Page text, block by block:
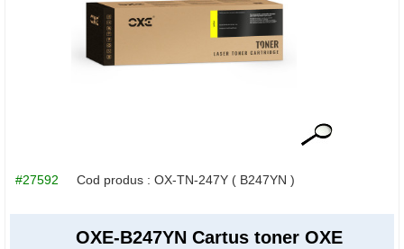
#27592 Cod produs : OX-TN-247Y ( B247YN )
OXE-B247YN Cartus toner OXE